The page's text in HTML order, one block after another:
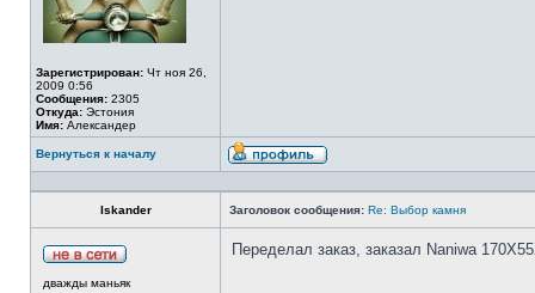
Зарегистрирован: Чт ноя 26,
2009 0:56
Сообщения: 2305
Откуда: Эстония
Имя: Александер
Вернуться к началу
Iskander Заголовок сообщения: Re: Выбор камня
дважды маньяк
Переделал заказ, заказал Naniwa